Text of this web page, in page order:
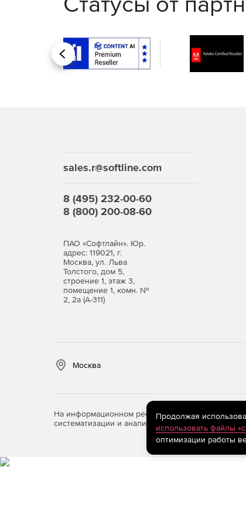
Назад
sales.r@softline.com
8 (495) 232-00-60
8 (800) 200-08-60
ПАО «Софтлайн». Юр.
адрес: 119021, г.
Москва, ул. Льва
Толстого, дом 5,
строение 1, этаж 3,
помещение 1, комн. №
2, 2а (А-311)
Москва
На информационном ресурсе store.softline.ru
систематизации и анализа сведений,
Продолжая
использовать файлы
оптимизации работы